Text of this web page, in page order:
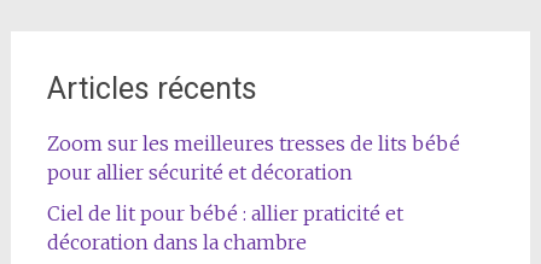
Articles récents
Zoom sur les meilleures tresses de lits bébé
pour allier sécurité et décoration
Ciel de lit pour bébé : allier praticité et
décoration dans la chambre